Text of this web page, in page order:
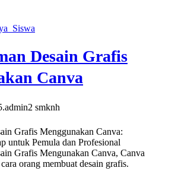
Desain Grafis
Canva
.admin2 smknh
Grafis Menggunakan Canva:
untuk Pemula dan Profesional
Grafis Mengunakan Canva, Canva
orang membuat desain grafis.